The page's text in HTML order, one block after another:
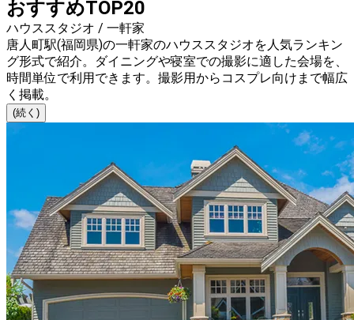
おすすめTOP20
ハウススタジオ / 一軒家
唐人町駅(福岡県)の一軒家のハウススタジオを人気ランキン
グ形式で紹介。ダイニングや寝室での撮影に適した会場を、
時間単位で利用できます。撮影用からコスプレ向けまで幅広
く掲載。
(続く)